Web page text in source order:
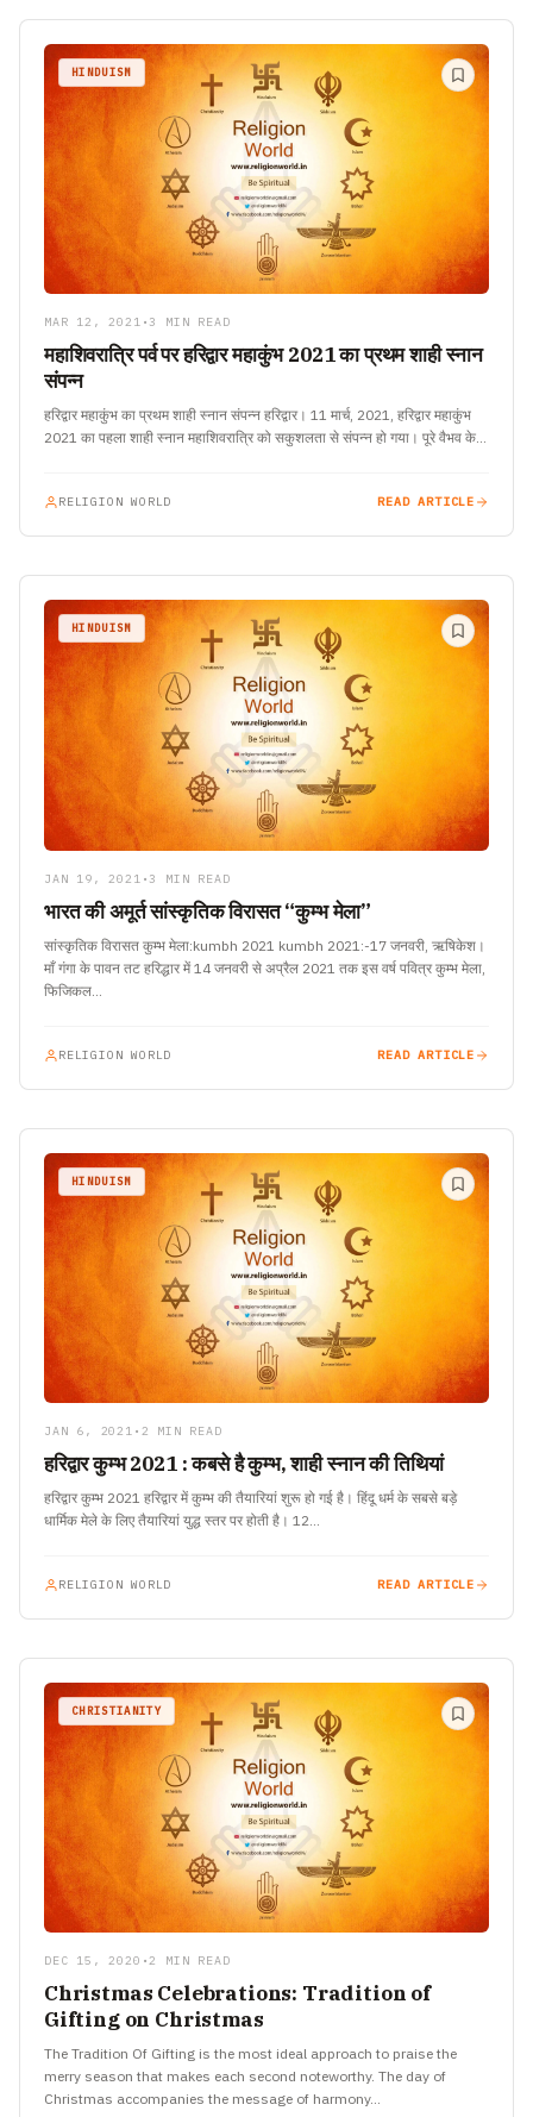
HINDUISM
MAR 12, 2021 • 3 MIN READ
महाशिवरात्रि पर्व पर हरिद्वार महाकुंभ 2021 का प्रथम शाही स्नान
संपन्न
हरिद्वार महाकुंभ का प्रथम शाही स्नान संपन्न हरिद्वार। 11 मार्च, 2021, हरिद्वार महाकुंभ
2021 का पहला शाही स्नान महाशिवरात्रि को सकुशलता से संपन्न हो गया। पूरे वैभव के…
RELIGION WORLD READ ARTICLE
HINDUISM
JAN 19, 2021 • 3 MIN READ
भारत की अमूर्त सांस्कृतिक विरासत “कुम्भ मेला”
सांस्कृतिक विरासत कुम्भ मेला:kumbh 2021 kumbh 2021:-17 जनवरी, ऋषिकेश।
माँ गंगा के पावन तट हरिद्धार में 14 जनवरी से अप्रैल 2021 तक इस वर्ष पवित्र कुम्भ मेला,
फिजिकल…
RELIGION WORLD READ ARTICLE
HINDUISM
JAN 6, 2021 • 2 MIN READ
हरिद्वार कुम्भ 2021 : कबसे है कुम्भ, शाही स्नान की तिथियां
हरिद्वार कुम्भ 2021 हरिद्वार में कुम्भ की तैयारियां शुरू हो गई है। हिंदू धर्म के सबसे बड़े
धार्मिक मेले के लिए तैयारियां युद्ध स्तर पर होती है। 12…
RELIGION WORLD READ ARTICLE
CHRISTIANITY
DEC 15, 2020 •2 MIN READ
Christmas Celebrations: Tradition of
Gifting on Christmas
The Tradition Of Gifting is the most ideal approach to praise the
merry season that makes each second noteworthy. The day of
Christmas accompanies the message of harmony…